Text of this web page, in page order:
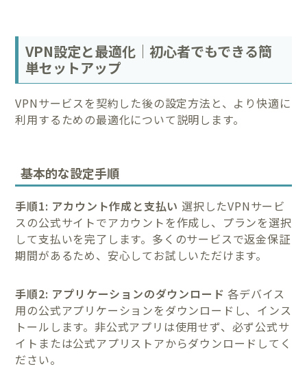
VPN設定と最適化｜初心者でもできる簡
単セットアップ
VPNサービスを契約した後の設定方法と、より快適に
利用するための最適化について説明します。
基本的な設定手順
手順1: アカウント作成と支払い 選択したVPNサービ
スの公式サイトでアカウントを作成し、プランを選択
して支払いを完了します。多くのサービスで返金保証
期間があるため、安心してお試しいただけます。
手順2: アプリケーションのダウンロード 各デバイス
用の公式アプリケーションをダウンロードし、インス
トールします。非公式アプリは使用せず、必ず公式サ
イトまたは公式アプリストアからダウンロードしてく
ださい。